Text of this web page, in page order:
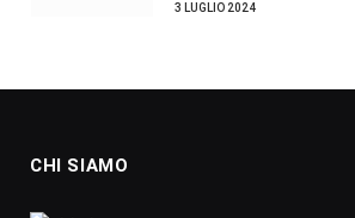
3 LUGLIO 2024
CHI SIAMO